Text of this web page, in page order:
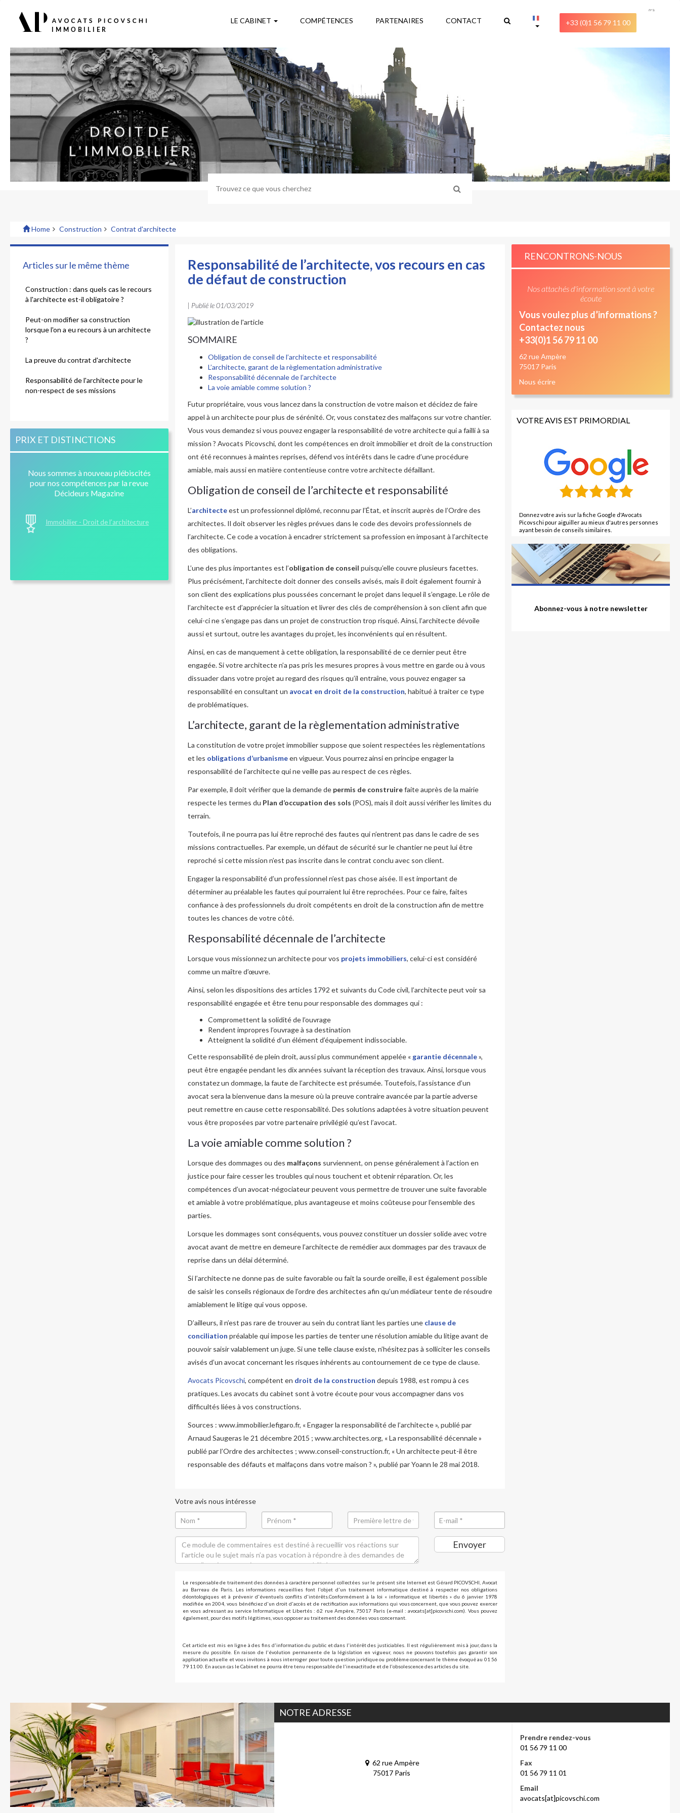
LE CABINET COMPÉTENCES PARTENAIRES CONTACT +33 (0)1 56 79 11 00
בייה
Home Construction Contrat d'architecte
Articles sur le même thème
Construction : dans quels cas le recours
à l'architecte est-il obligatoire ?
Peut-on modifier sa construction
lorsque l'on a eu recours à un architecte
?
La preuve du contrat d'architecte
Responsabilité de l'architecte pour le
non-respect de ses missions
PRIX ET DISTINCTIONS
Nous sommes à nouveau plébiscités
pour nos compétences par la revue
Décideurs Magazine
Immobilier - Droit de l’architecture
Responsabilité de l’architecte, vos recours en cas
de défaut de construction
| Publié le01/03/2019
SOMMAIRE
Obligation de conseil de l’architecte et responsabilité
L’architecte, garant de la règlementation administrative
Responsabilité décennale de l’architecte
La voie amiable comme solution ?
Futur propriétaire, vous vous lancez dans la construction de votre maison et décidez de faire
appel à un architecte pour plus de sérénité. Or, vous constatez des malfaçons sur votre chantier.
Vous vous demandez si vous pouvez engager la responsabilité de votre architecte qui a failli à sa
mission ? Avocats Picovschi, dont les compétences en droit immobilier et droit de la construction
ont été reconnues à maintes reprises, défend vos intérêts dans le cadre d’une procédure
amiable, mais aussi en matière contentieuse contre votre architecte défaillant.
Obligation de conseil de l’architecte et responsabilité
L’architecteest un professionnel diplômé, reconnu par l’État, et inscrit auprès de l’Ordre des
architectes. Il doit observer les règles prévues dans le code des devoirs professionnels de
l’architecte. Ce code a vocation à encadrer strictement sa profession en imposant à l’architecte
des obligations.
L’une des plus importantes est l’obligation de conseil puisqu’elle couvre plusieurs facettes.
Plus précisément, l’architecte doit donner des conseils avisés, mais il doit également fournir à
son client des explications plus poussées concernant le projet dans lequel il s’engage. Le rôle de
l’architecte est d’apprécier la situation et livrer des clés de compréhension à son client afin que
celui-ci ne s’engage pas dans un projet de construction trop risqué. Ainsi, l’architecte dévoile
aussi et surtout, outre les avantages du projet, les inconvénients qui en résultent.
Ainsi, en cas de manquement à cette obligation, la responsabilité de ce dernier peut être
engagée. Si votre architecte n’a pas pris les mesures propres à vous mettre en garde ou à vous
dissuader dans votre projet au regard des risques qu’il entraîne, vous pouvez engager sa
responsabilité en consultant un avocat en droit de la construction, habitué à traiter ce type
de problématiques.
L’architecte, garant de la règlementation administrative
La constitution de votre projet immobilier suppose que soient respectées les règlementations
et les obligations d’urbanismeen vigueur. Vous pourrez ainsi en principe engager la
responsabilité de l’architecte qui ne veille pas au respect de ces règles.
Par exemple, il doit vérifier que la demande de permis de construirefaite auprès de la mairie
respecte les termes du Plan d’occupation des sols (POS), mais il doit aussi vérifier les limites du
terrain.
Toutefois, il ne pourra pas lui être reproché des fautes qui n’entrent pas dans le cadre de ses
missions contractuelles. Par exemple, un défaut de sécurité sur le chantier ne peut lui être
reproché si cette mission n’est pas inscrite dans le contrat conclu avec son client.
Engager la responsabilité d’un professionnel n’est pas chose aisée. Il est important de
déterminer au préalable les fautes qui pourraient lui être reprochées. Pour ce faire, faites
confiance à des professionnels du droit compétents en droit de la construction afin de mettre
toutes les chances de votre côté.
Responsabilité décennale de l’architecte
Lorsque vous missionnez un architecte pour vos projets immobiliers, celui-ci est considéré
comme un maître d’œuvre.
Ainsi, selon les dispositions des articles 1792 et suivants du Code civil, l’architecte peut voir sa
responsabilité engagée et être tenu pour responsable des dommages qui :
Compromettent la solidité de l’ouvrage
Rendent impropres l’ouvrage à sa destination
Atteignent la solidité d’un élément d’équipement indissociable.
Cette responsabilité de plein droit, aussi plus communément appelée « garantie décennale»,
peut être engagée pendant les dix années suivant la réception des travaux. Ainsi, lorsque vous
constatez un dommage, la faute de l’architecte est présumée. Toutefois, l’assistance d’un
avocat sera la bienvenue dans la mesure où la preuve contraire avancée par la partie adverse
peut remettre en cause cette responsabilité. Des solutions adaptées à votre situation peuvent
vous être proposées par votre partenaire privilégié qu’est l’avocat.
La voie amiable comme solution ?
Lorsque des dommages ou des malfaçons surviennent, on pense généralement à l’action en
justice pour faire cesser les troubles qui nous touchent et obtenir réparation. Or, les
compétences d’un avocat-négociateur peuvent vous permettre de trouver une suite favorable
et amiable à votre problématique, plus avantageuse et moins coûteuse pour l’ensemble des
parties.
Lorsque les dommages sont conséquents, vous pouvez constituer un dossier solide avec votre
avocat avant de mettre en demeure l’architecte de remédier aux dommages par des travaux de
reprise dans un délai déterminé.
Si l’architecte ne donne pas de suite favorable ou fait la sourde oreille, il est également possible
de saisir les conseils régionaux de l’ordre des architectes afin qu’un médiateur tente de résoudre
amiablement le litige qui vous oppose.
D’ailleurs, il n’est pas rare de trouver au sein du contrat liant les parties une clause de
conciliation préalable qui impose les parties de tenter une résolution amiable du litige avant de
pouvoir saisir valablement un juge. Si une telle clause existe, n’hésitez pas à solliciter les conseils
avisés d’un avocat concernant les risques inhérents au contournement de ce type de clause.
Avocats Picovschi, compétent en droit de la construction depuis 1988, est rompu à ces
pratiques. Les avocats du cabinet sont à votre écoute pour vous accompagner dans vos
difficultés liées à vos constructions.
Sources : www.immobilier.lefigaro.fr, « Engager la responsabilité de l’architecte », publié par
Arnaud Saugeras le 21 décembre 2015 ; www.architectes.org, « La responsabilité décennale »
publié par l’Ordre des architectes ; www.conseil-construction.fr, « Un architecte peut-il être
responsable des défauts et malfaçons dans votre maison ? », publié par Yoann le 28 mai 2018.
Votre avis nous intéresse
Envoyer
Le responsable de traitement des données à caractère personnel collectées sur le présent site Internet est Gérard PICOVSCHI, Avocat
au Barreau de Paris. Les informations recueillies font l'objet d'un traitement informatique destiné à respecter nos obligations
déontologiques et à prévenir d'éventuels conflits d'intérêts.Conformément à la loi « informatique et libertés » du 6 janvier 1978
modifiée en 2004, vous bénéficiez d'un droit d'accès et de rectification aux informations qui vous concernent, que vous pouvez exercer
en vous adressant au service Informatique et Libertés : 62 rue Ampère, 75017 Paris (e-mail : avocats[at]picovschi.com). Vous pouvez
également, pour des motifs légitimes, vous opposer au traitement des données vous concernant.
Cet article est mis en ligne à des fins d'information du public et dans l'intérêt des justiciables. Il est régulièrement mis à jour, dans la
mesure du possible. En raison de l'évolution permanente de la législation en vigueur, nous ne pouvons toutefois pas garantir son
application actuelle et vous invitons à nous interroger pour toute question juridique ou problème concernant le thème évoqué au 01 56
79 11 00. En aucun cas le Cabinet ne pourra être tenu responsable de l'inexactitude et de l'obsolescence des articles du site.
RENCONTRONS-NOUS
Nos attachés d'information sont à votre
écoute
Vous voulez plus d’informations ?
Contactez nous
+33(0)1 56 79 11 00
62 rue Ampère
75017 Paris
Nous écrire
VOTRE AVIS EST PRIMORDIAL
Donnez votre avis sur la fiche Google d'Avocats
Picovschi pour aiguiller au mieux d'autres personnes
ayant besoin de conseils similaires.
Abonnez-vous à notre newsletter
NOTRE ADRESSE
62 rue Ampère
75017 Paris
Prendre rendez-vous
01 56 79 11 00
Fax
01 56 79 11 01
Email
avocats[at]picovschi.com